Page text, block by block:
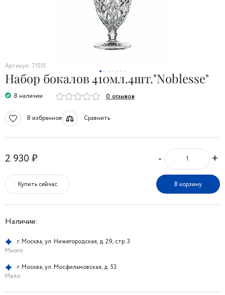
Артикул: 71515
Набор бокалов 410мл.4шт."Noblesse"
В наличии 0 отзывов
В избранное Сравнить
2 930 ₽ - +
Купить сейчас В корзину
Наличие:
г. Москва, ул. Нижегородская, д. 29, стр. 3
Много
г. Москва, ул. Мосфильмовская, д. 53
Мало